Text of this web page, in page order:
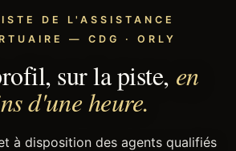
DE L'ASSISTANCE
— CDG · ORLY
sur la piste, en
d'une heure.
à disposition des agents qualifiés